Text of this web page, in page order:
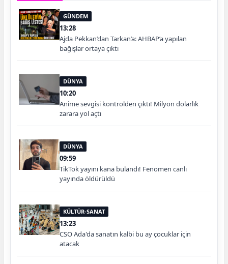
GÜNDEM
13:28
Ajda Pekkan’dan Tarkan’a: AHBAP’a yapılan
bağışlar ortaya çıktı
DÜNYA
10:20
Anime sevgisi kontrolden çıktı! Milyon dolarlık
zarara yol açtı
DÜNYA
09:59
TikTok yayını kana bulandı! Fenomen canlı
yayında öldürüldü
KÜLTÜR-SANAT
13:23
CSO Ada'da sanatın kalbi bu ay çocuklar için
atacak